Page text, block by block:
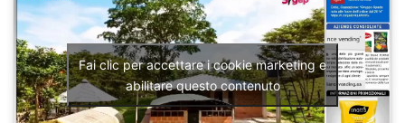
Fai clic per accettare i cookie marketing e
abilitare questo contenuto